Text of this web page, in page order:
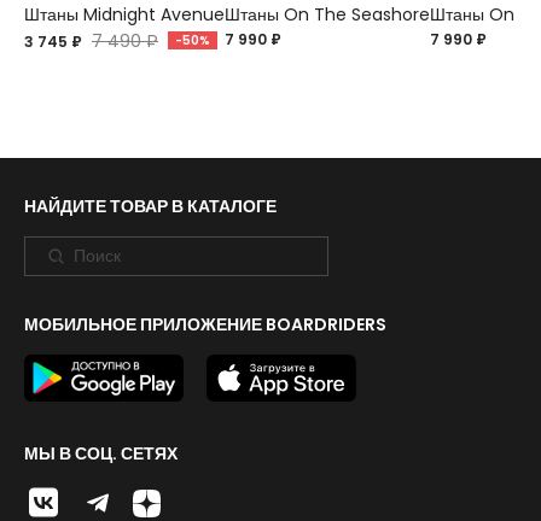
Штаны Midnight Avenue
3 745 ₽ 7 490 ₽ -50%
Штаны On The Seashore
7 990 ₽
Штаны On
7 990 ₽
НАЙДИТЕ ТОВАР В КАТАЛОГЕ
МОБИЛЬНОЕ ПРИЛОЖЕНИЕ BOARDRIDERS
МЫ В СОЦ. СЕТЯХ